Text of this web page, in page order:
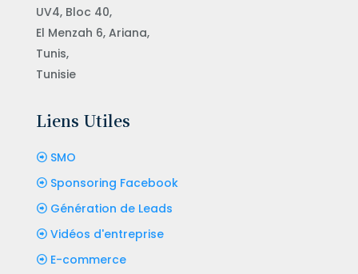
UV4, Bloc 40,
El Menzah 6, Ariana,
Tunis,
Tunisie
Liens Utiles
SMO
Sponsoring Facebook
Génération de Leads
Vidéos d'entreprise
E-commerce